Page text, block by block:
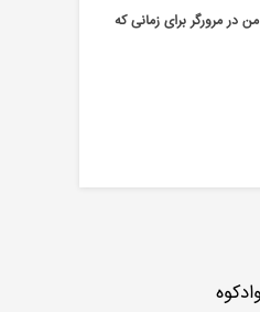
در مرورگر برای زمانی که